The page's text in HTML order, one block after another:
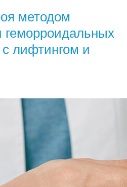
методом
геморроидальных
лифтингом и